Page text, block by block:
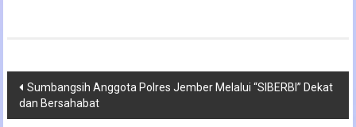
Navigasi
pos
Sumbangsih Anggota Polres Jember Melalui “SIBERBI” Dekat
dan Bersahabat